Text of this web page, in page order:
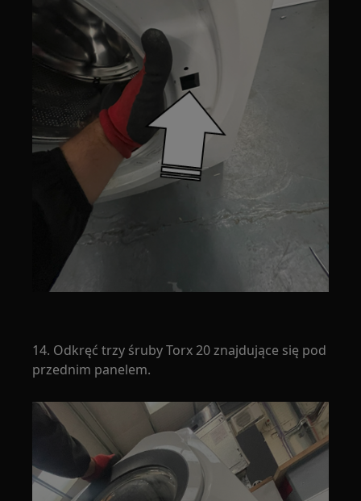
14. Odkręć trzy śruby Torx 20 znajdujące się pod
przednim panelem.